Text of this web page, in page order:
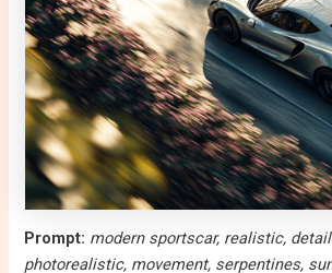
Prompt: modern sportscar, realistic,
photorealistic, movement, serpentines,